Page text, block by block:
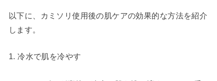
以下に、カミソリ使用後の肌ケアの効果的な方法を紹介
します。
1. 冷水で肌を冷やす